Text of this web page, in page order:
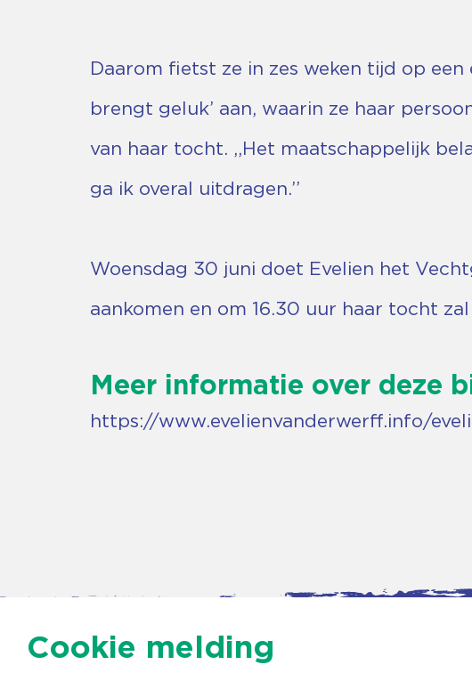
Daarom fietst ze in zes weken tijd op
brengt geluk’ aan, waarin ze haar
van haar tocht. ,,Het maatschappelijk
ga ik overal uitdragen.’’
Woensdag 30 juni doet Evelien het
aankomen en om 16.30 uur haar tocht
Meer informatie over deze
https://www.evelienvanderwerff.info/
Cookie melding